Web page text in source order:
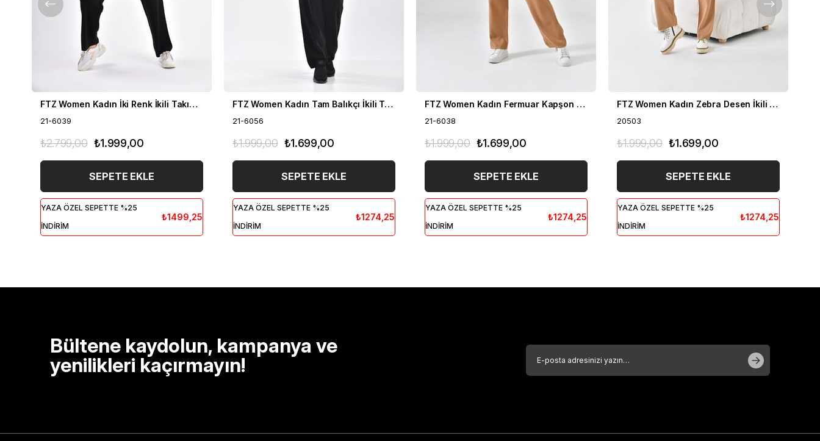
FTZ Women Kadın İki Renk İkili Takım Siyah 21-6039
21-6039
₺1.999,00
₺2.799,00
SEPETE EKLE
YAZA ÖZEL SEPETTE %25
İNDİRİM
₺1499,25
FTZ Women Kadın Tam Balıkçı İkili Takım Siyah 21-6056
21-6056
₺1.699,00
₺1.999,00
SEPETE EKLE
YAZA ÖZEL SEPETTE %25
İNDİRİM
₺1274,25
FTZ Women Kadın Fermuar Kapşon Detay İkili Takım Bisküvi 21-6038
21-6038
₺1.699,00
₺1.999,00
SEPETE EKLE
YAZA ÖZEL SEPETTE %25
İNDİRİM
₺1274,25
FTZ Women Kadın Zebra Desen İkili Takım Bisküvi 20503
20503
₺1.699,00
₺1.999,00
SEPETE EKLE
YAZA ÖZEL SEPETTE %25
İNDİRİM
₺1274,25
Bültene kaydolun, kampanya ve
yenilikleri kaçırmayın!